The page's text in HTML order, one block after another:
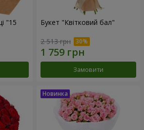
"15 Букет "Квітковий бал"
2 513 грн
Замовити